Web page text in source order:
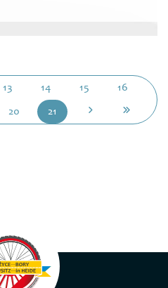
13 14 15 16
20 21